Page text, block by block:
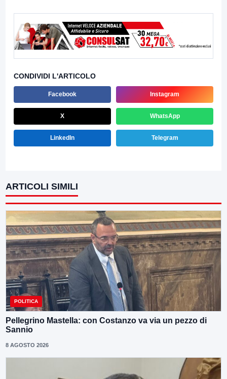
CONDIVIDI L'ARTICOLO
Facebook Instagram
X WhatsApp
LinkedIn Telegram
ARTICOLI SIMILI
POLITICA
Pellegrino Mastella: con Costanzo va via un pezzo di
Sannio
8 AGOSTO 2026